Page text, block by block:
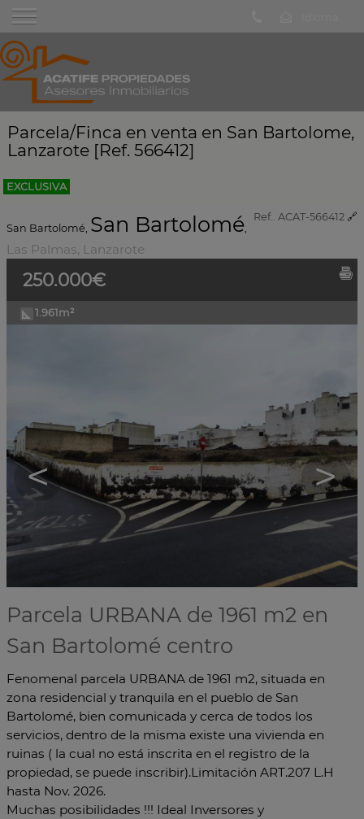
Parcela/Finca en venta en San Bartolome,
Lanzarote [Ref. 566412]
EXCLUSIVA
Ref.. ACAT-566412 🔗
San Bartolomé, San Bartolomé,
Las Palmas, Lanzarote
250.000€
1.961m²
< >
Parcela URBANA de 1961 m2 en
San Bartolomé centro
Fenomenal parcela URBANA de 1961 m2, situada en
zona residencial y tranquila en el pueblo de San
Bartolomé, bien comunicada y cerca de todos los
servicios, dentro de la misma existe una vivienda en
ruinas ( la cual no está inscrita en el registro de la
propiedad, se puede inscribir).Limitación ART.207 L.H
hasta Nov. 2026.
Muchas posibilidades !!! Ideal Inversores y